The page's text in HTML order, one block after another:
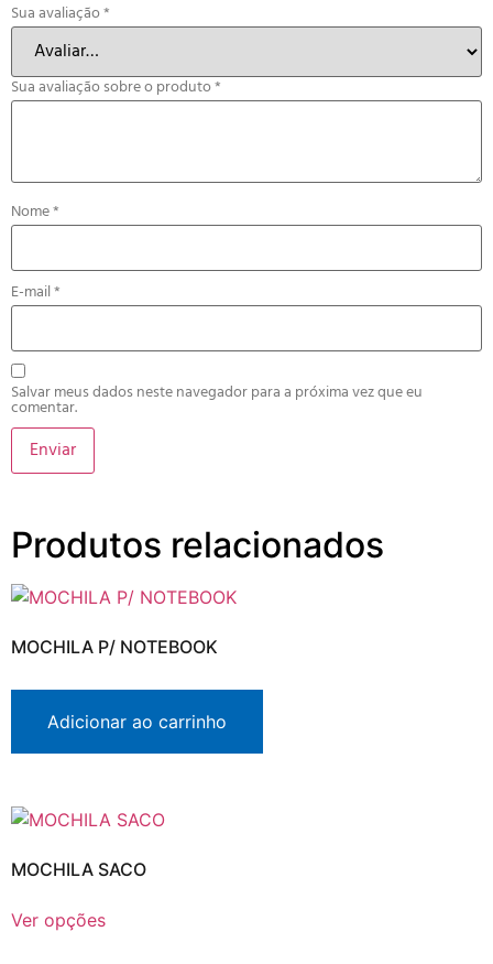
Sua avaliação*
Sua avaliação sobre o produto*
Nome*
E-mail*
Salvar meus dados neste navegador para a próxima vez que eu
comentar.
Produtos relacionados
MOCHILA P/ NOTEBOOK
Adicionar ao carrinho
MOCHILA SACO
Ver opções